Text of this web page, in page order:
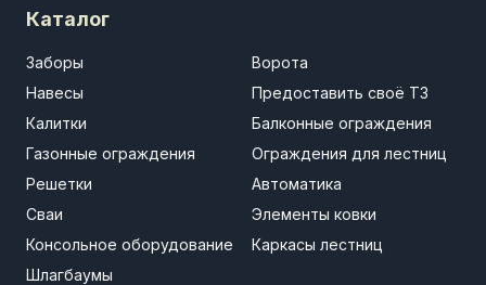
Каталог
Заборы
Ворота
Навесы
Предоставить своё ТЗ
Калитки
Балконные ограждения
Газонные ограждения
Ограждения для лестниц
Решетки
Автоматика
Сваи
Элементы ковки
Консольное оборудование
Каркасы лестниц
Шлагбаумы